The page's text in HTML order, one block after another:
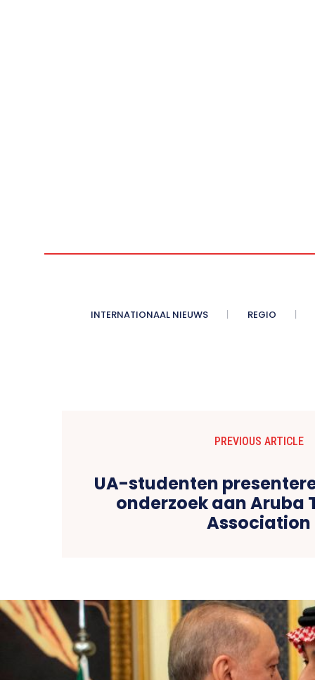
INTERNATIONAAL NIEUWS REGIO
PREVIOUS ARTICLE
UA-studenten
onderzoek aan Aruba
Association